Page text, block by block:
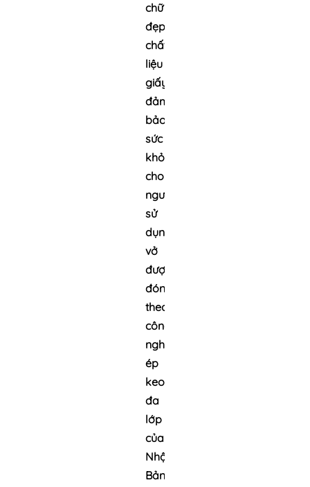
chữ
đẹp,
chất
liệu
giấy
đảm
bảo
sức
khỏe
cho
người
sử
dụng. Gáy
vở
được
đóng
theo
công
nghệ
ép
keo
đa
lớp
của
Nhật
Bản,